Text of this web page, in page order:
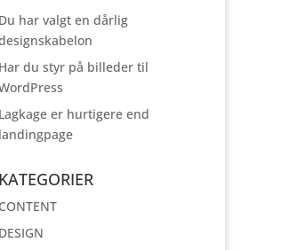
Du har valgt en dårlig
Har du styr på billeder til
Lagkage er hurtigere end
landingpage
KATEGORIER
CONTENT
DESIGN